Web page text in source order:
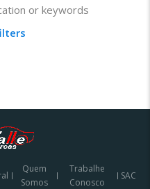
or keywords
Quem
Somos
Trabalhe
Conosco
SAC